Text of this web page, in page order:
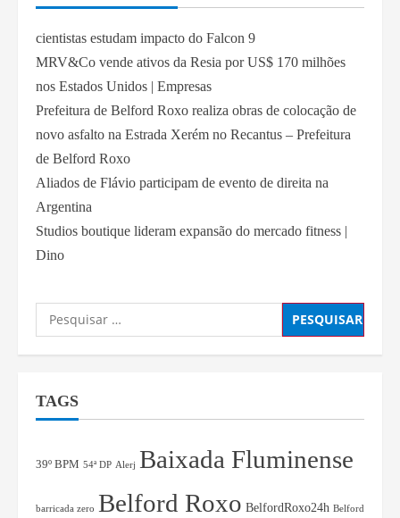
cientistas estudam impacto do Falcon 9
MRV&Co vende ativos da Resia por US$ 170 milhões
nos Estados Unidos | Empresas
Prefeitura de Belford Roxo realiza obras de colocação de
novo asfalto na Estrada Xerém no Recantus – Prefeitura
de Belford Roxo
Aliados de Flávio participam de evento de direita na
Argentina
Studios boutique lideram expansão do mercado fitness |
Dino
TAGS
39º BPM 54ª DP Alerj Baixada Fluminense
barricada zero Belford Roxo BelfordRoxo24h Belford